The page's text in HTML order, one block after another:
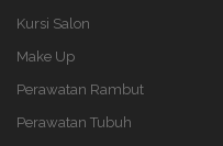
Kursi Salon
Make Up
Perawatan Rambut
Perawatan Tubuh